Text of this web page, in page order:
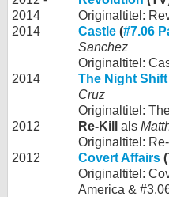
2014
Originaltitel:
2014
Castle (#7.06
Sanchez
Originaltitel:
2014
The Night Shift
Cruz
Originaltitel:
2012
Re-Kill als
Originaltitel: Re-
2012
Covert Affairs
Originaltitel:
America &